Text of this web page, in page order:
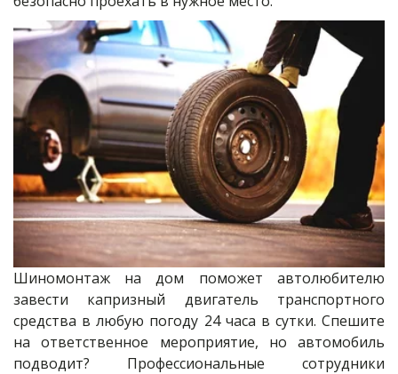
Шиномонтаж на дом поможет автолюбителю
завести капризный двигатель транспортного
средства в любую погоду 24 часа в сутки. Спешите
на ответственное мероприятие, но автомобиль
подводит? Профессиональные сотрудники